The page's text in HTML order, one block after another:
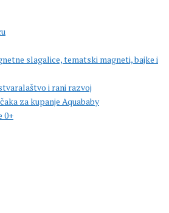
slagalice, tematski magneti, bajke i
i rani razvoj
za kupanje Aquababy
0+